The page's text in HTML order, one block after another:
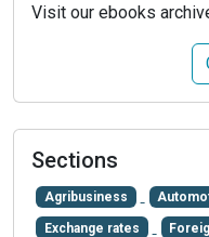
Visit our ebooks
Sections
Agribusiness
Exchange rates